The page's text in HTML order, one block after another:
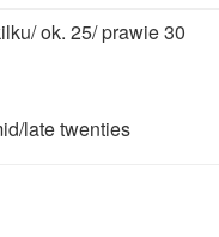
ok. 25/ prawie 30
late twenties